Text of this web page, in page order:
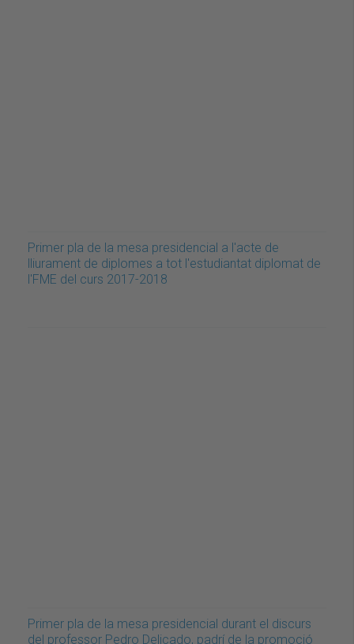
Primer pla de la mesa presidencial a l'acte de
lliurament de diplomes a tot l'estudiantat diplomat de
l'FME del curs 2017-2018
Primer pla de la mesa presidencial durant el discurs
del professor Pedro Delicado, padrí de la promoció